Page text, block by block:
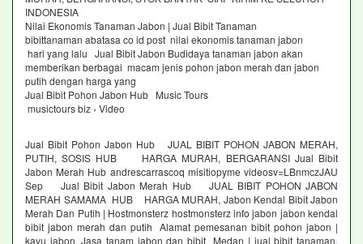
INDONESIA
Nilai Ekonomis Tanaman Jabon | Jual Bibit Tanaman
bibittanaman abatasa co id post nilai ekonomis tanaman jabon
hari yang lalu Jual Bibit Jabon Budidaya tanaman jabon akan
memberikan berbagai macam jenis pohon jabon merah dan jabon
putih dengan harga yang
Jual Bibit Pohon Jabon Hub Music Tours
musictours biz › Video
Jual Bibit Pohon Jabon Hub JUAL BIBIT POHON JABON MERAH,
PUTIH, SOSIS HUB HARGA MURAH, BERGARANSI Jual Bibit
Jabon Merah Hub andrescarrascoq misitiopyme videosv=LBnmczJAU
Sep Jual Bibit Jabon Merah Hub JUAL BIBIT POHON JABON
MERAH SAMAMA HUB HARGA MURAH, Jabon Kendal Bibit Jabon
Merah Dan Putih | Hostmonsterz hostmonsterz info jabon jabon kendal
bibit jabon merah dan putih Alamat pemesanan bibit pohon jabon |
kayu jabon, Jasa tanam jabon dan bibit Medan | jual bibit tanaman,